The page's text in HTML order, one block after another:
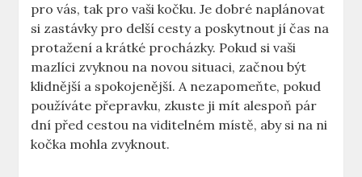
pro vás, tak pro vaši kočku. Je dobré naplánovat
si zastávky pro delší cesty a poskytnout jí čas na
protažení a krátké procházky. Pokud si vaši
mazlíci zvyknou na novou situaci, začnou být
klidnější a spokojenější. A nezapomeňte, pokud
používáte přepravku, zkuste ji mít alespoň pár
dní před cestou na viditelném místě, aby si na ni
kočka mohla zvyknout.